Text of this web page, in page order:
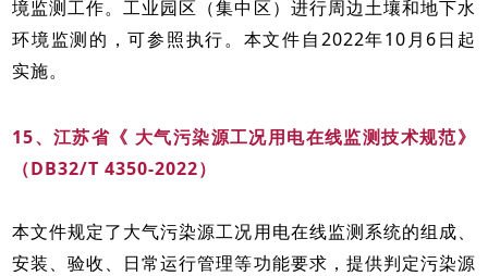
境监测工作。工业园区（集中区）进行周边土壤和地下水
环境监测的，可参照执行。本文件自2022年10月6日起
实施。
15、江苏省《 大气污染源工况用电在线监测技术规范》
（DB32/T 4350-2022）
本文件规定了大气污染源工况用电在线监测系统的组成、
安装、验收、日常运行管理等功能要求，提供判定污染源